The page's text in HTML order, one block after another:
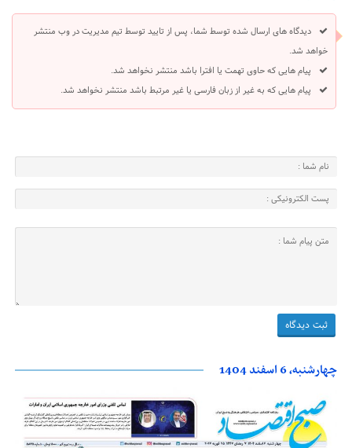
دیدگاه های ارسال شده توسط شما، پس از تایید توسط تیم مدیریت در وب منتشر
خواهد شد.
پیام هایی که حاوی تهمت یا افترا باشد منتشر نخواهد شد.
پیام هایی که به غیر از زبان فارسی یا غیر مرتبط باشد منتشر نخواهد شد.
چهارشنبه، 6 اسفند 1404